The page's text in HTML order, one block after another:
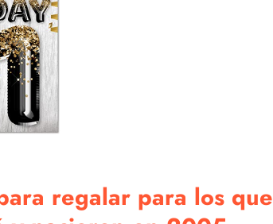
regalar para los que